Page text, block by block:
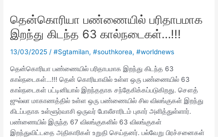
தென்கொரியா பண்ணையில் பரிதாபமாக
இறந்து கிடந்த 63 கால்நடைகள்…!!!
13/03/2025 /#Sgtamilan,#southkorea,#worldnews
தென்கொரியா பண்ணையில் பரிதாபமாக இறந்து கிடந்த 63
கால்நடைகள்…!!! தென் கொரியாவில் உள்ள ஒரு பண்ணையில் 63
கால்நடைகள் பட்டினியால் இறந்ததாக சந்தேகிக்கப்படுகிறது. சௌத்
ஜுல்லா மாகாணத்தில் உள்ள ஒரு பண்ணையில் சில விலங்குகள் இறந்து
கிடப்பதாக உள்ளூர்வாசி ஒருவர் போலீசாரிடம் புகார் அளித்துள்ளார்.
பண்ணையில் இருந்த 67 விலங்குகளில் 63 விலங்குகள்
இறந்துவிட்டதை அதிகாரிகள் உறுதி செய்தனர். பல்வேறு பிரச்சனைகள்
பரிதாபமாக
இறந்து
கிடந்த
63